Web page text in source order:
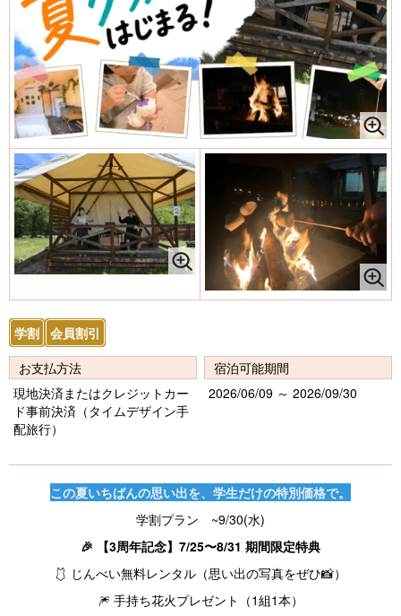
学割 会員割引
お支払方法
現地決済またはクレジットカー
ド事前決済（タイムデザイン手
配旅行）
宿泊可能期間
2026/06/09 ～ 2026/09/30
この夏いちばんの思い出を、学生だけの特別価格で。
学割プラン ~9/30(水)
🎉 【3周年記念】7/25〜8/31 期間限定特典
🩱 じんべい無料レンタル（思い出の写真をぜひ📸）
🎆 手持ち花火プレゼント（1組1本）